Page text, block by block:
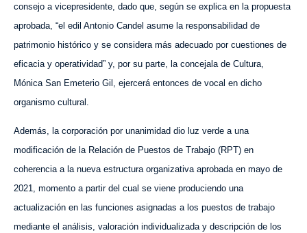
consejo a vicepresidente, dado que, según se explica en la propuesta
aprobada, “el edil Antonio Candel asume la responsabilidad de
patrimonio histórico y se considera más adecuado por cuestiones de
eficacia y operatividad” y, por su parte, la concejala de Cultura,
Mónica San Emeterio Gil, ejercerá entonces de vocal en dicho
organismo cultural.
Además, la corporación por unanimidad dio luz verde a una
modificación de la Relación de Puestos de Trabajo (RPT) en
coherencia a la nueva estructura organizativa aprobada en mayo de
2021, momento a partir del cual se viene produciendo una
actualización en las funciones asignadas a los puestos de trabajo
mediante el análisis, valoración individualizada y descripción de los